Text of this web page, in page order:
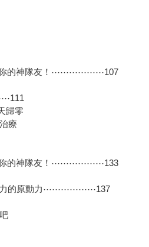
你的神隊友！⋯⋯⋯⋯⋯⋯107
歸零
療
你的神隊友！⋯⋯⋯⋯⋯⋯133
力的原動力⋯⋯⋯⋯⋯⋯137